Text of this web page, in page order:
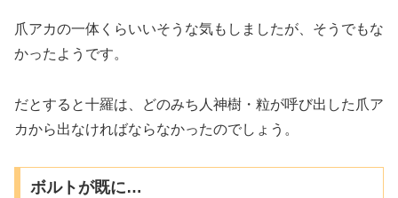
爪アカの一体くらいいそうな気もしましたが、そうでもな
かったようです。
だとすると十羅は、どのみち人神樹・粒が呼び出した爪ア
カから出なければならなかったのでしょう。
ボルトが既に…